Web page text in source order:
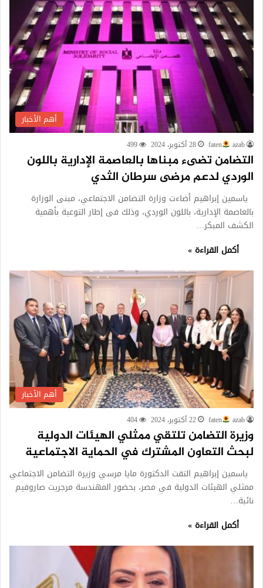
أهم الأخبار
faten azab 28 أكتوبر، 2024 499
التضامن تضىء مبناها بالعاصمة الإدارية باللون
الوردي لدعم مرضى سرطان الثدي
ياسمين إبراهيم أضاءت وزارة التضامن الاجتماعي، مبنى الوزارة
بالعاصمة الإدارية، باللون الوردي، وذلك فى إطار التوعية بأهمية
الكشف المبكر…
أكمل القراءة »
أهم الأخبار
faten azab 22 أكتوبر، 2024 404
وزيرة التضامن تلتقي ممثلي الهيئات الدولية
لبحث التعاون المشترك في الحماية الاجتماعية
ياسمين إبراهيم التقت الدكتورة مايا مرسي وزيرة التضامن الاجتماعي
ممثلي الهيئات الدولية في مصر، بحضور المهندسة مرجريت صاروفيم
نائبة…
أكمل القراءة »